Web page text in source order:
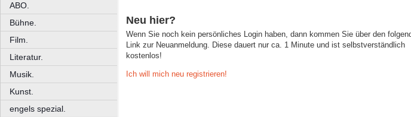
ABO.
Bühne.
Film.
Literatur.
Musik.
Kunst.
engels spezial.
Neu hier?
Wenn Sie noch kein persönliches Login haben, dann kommen Sie über den
Link zur Neuanmeldung. Diese dauert nur ca. 1 Minute und ist selbstverständlich
kostenlos!
Ich will mich neu registrieren!